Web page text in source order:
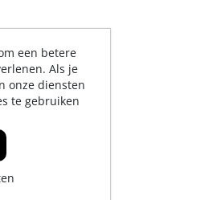
een betere
Als je
onze diensten
te gebruiken